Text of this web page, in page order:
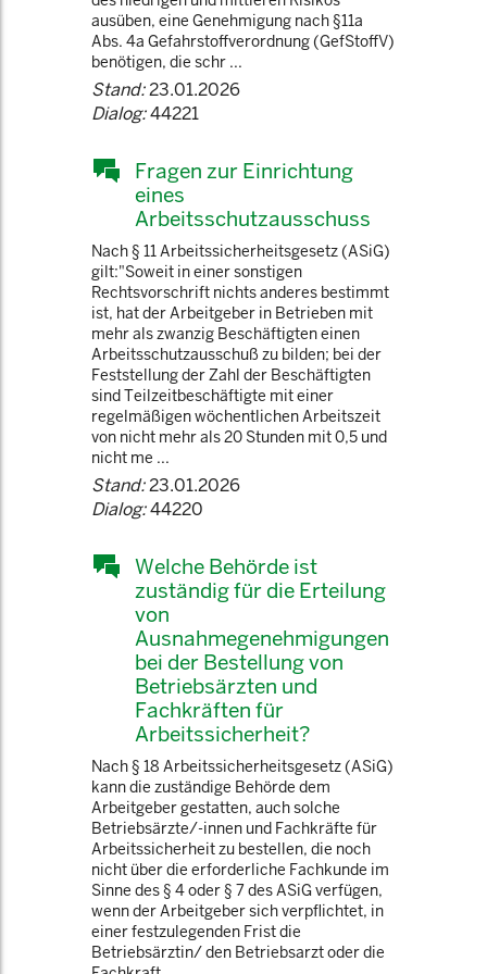
ausüben, eine Genehmigung nach §11a
Abs. 4a Gefahrstoffverordnung (GefStoffV)
benötigen, die schr ...
Stand:23.01.2026
Dialog:44221
Fragen zur Einrichtung
eines
Arbeitsschutzausschuss
Nach § 11 Arbeitssicherheitsgesetz (ASiG)
gilt:"Soweit in einer sonstigen
Rechtsvorschrift nichts anderes bestimmt
ist, hat der Arbeitgeber in Betrieben mit
mehr als zwanzig Beschäftigten einen
Arbeitsschutzausschuß zu bilden; bei der
Feststellung der Zahl der Beschäftigten
sind Teilzeitbeschäftigte mit einer
regelmäßigen wöchentlichen Arbeitszeit
von nicht mehr als 20 Stunden mit 0,5 und
nicht me ...
Stand:23.01.2026
Dialog:44220
Welche Behörde ist
zuständig für die Erteilung
von
Ausnahmegenehmigungen
bei der Bestellung von
Betriebsärzten und
Fachkräften für
Arbeitssicherheit?
Nach § 18 Arbeitssicherheitsgesetz (ASiG)
kann die zuständige Behörde dem
Arbeitgeber gestatten, auch solche
Betriebsärzte/-innen und Fachkräfte für
Arbeitssicherheit zu bestellen, die noch
nicht über die erforderliche Fachkunde im
Sinne des § 4 oder § 7 des ASiG verfügen,
wenn der Arbeitgeber sich verpflichtet, in
einer festzulegenden Frist die
Betriebsärztin/ den Betriebsarzt oder die